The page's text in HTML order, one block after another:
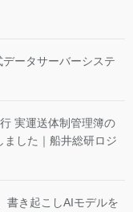
ータサーバーシステ
実運送体制管理簿の
した｜船井総研ロジ
書き起こしAIモデルを